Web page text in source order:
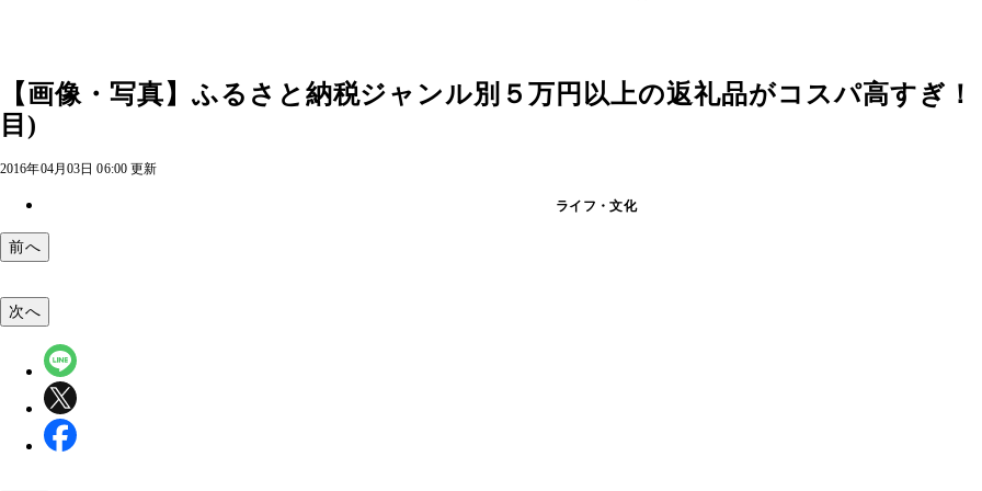
【画像・写真】ふるさと納税ジャンル別５万円以上の返礼品がコスパ高すぎ
目)
2016年04月03日 06:00 更新
ライフ・文化
前へ
次へ